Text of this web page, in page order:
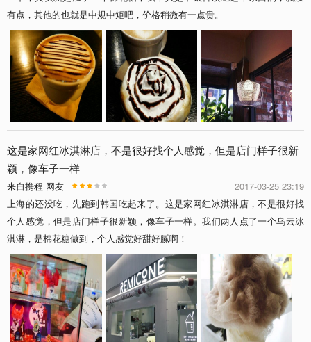
有点，其他的也就是中规中矩吧，价格稍微有一点贵。
这是家网红冰淇淋店，不是很好找个人感觉，但是店门样子很新
颖，像车子一样
2017-03-25 23:19
来自携程 网友
上海的还没吃，先跑到韩国吃起来了。这是家网红冰淇淋店，不是很好找
个人感觉，但是店门样子很新颖，像车子一样。我们两人点了一个乌云冰
淇淋，是棉花糖做到，个人感觉好甜好腻啊！